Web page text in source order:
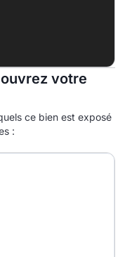
votre
ce bien est exposé
: